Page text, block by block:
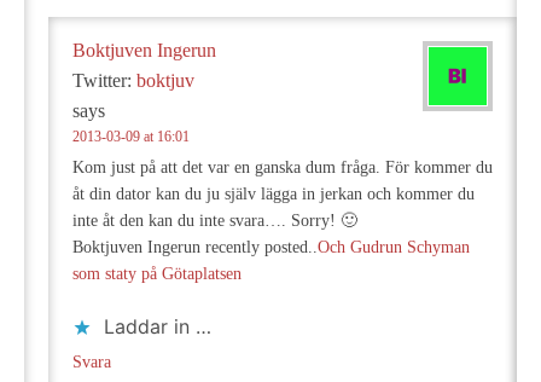
Boktjuven Ingerun
Twitter: boktjuv
says
2013-03-09 at 16:01
Kom just på att det var en ganska dum fråga. För kommer du
åt din dator kan du ju själv lägga in jerkan och kommer du
inte åt den kan du inte svara…. Sorry! 🙂
Boktjuven Ingerun recently posted..Och Gudrun Schyman
som staty på Götaplatsen
Laddar in …
Svara